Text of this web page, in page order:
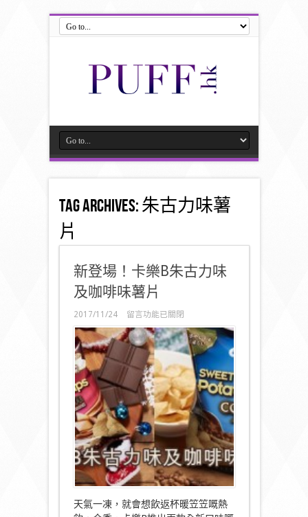
Tag Archives:朱古力味薯
片
新登場！卡樂B朱古力味
及咖啡味薯片
2017/11/24
在
〈新
登
場！
卡
樂
朱
古
力
味
及
咖
啡
味
薯
片〉
中
留言功能已關閉
天氣一凍，就會想飲返杯暖笠笠嘅熱